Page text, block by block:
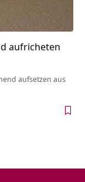
aufricheten
aufsetzen aus